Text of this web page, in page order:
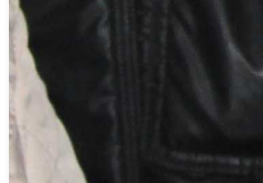
Бакальскому рудоуправлению,
набравшему «максимальный минимум» из 4
очков (четыре первых места). На третьем
месте – Межевой, у которого 13 очков.
В сдаче норм ГТО по зальным видам спорта
среди магнезитовцев отличилась Ирина
Гусева (70-74 года), занявшая первое
место в своей возрастной категории.